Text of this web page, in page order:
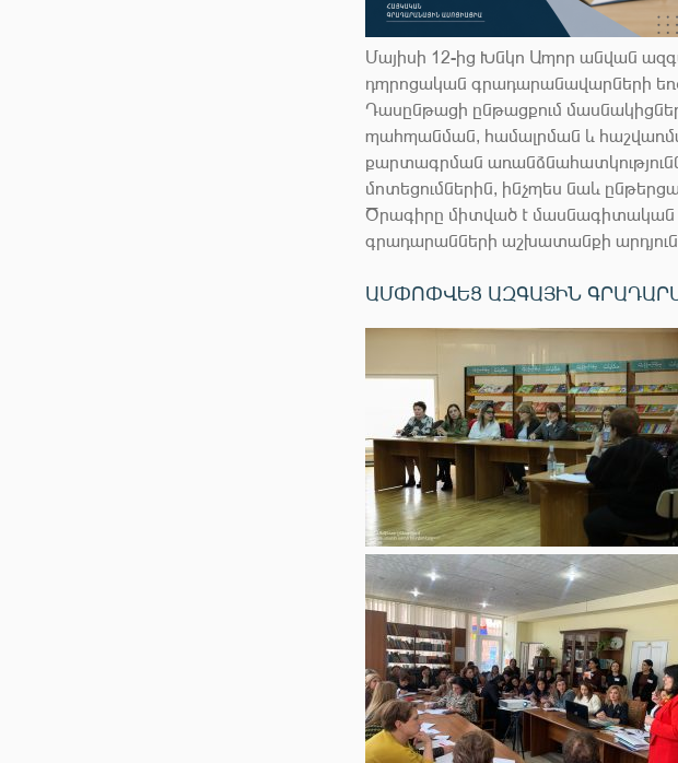
Մայիսի 12-ից Խնկո Ապոր անվան
դպրոցական գրադարանավարների
Դասընթացի ընթացքում
պահպանման, համալրման և
քարտագրման
մոտեցումներին, ինչպես նաև
Ծրագիրը միտված է մասնագիտական
գրադարանների աշխատանքի
ԱՄՓՈՓՎԵՑ ԱԶԳԱՅԻՆ